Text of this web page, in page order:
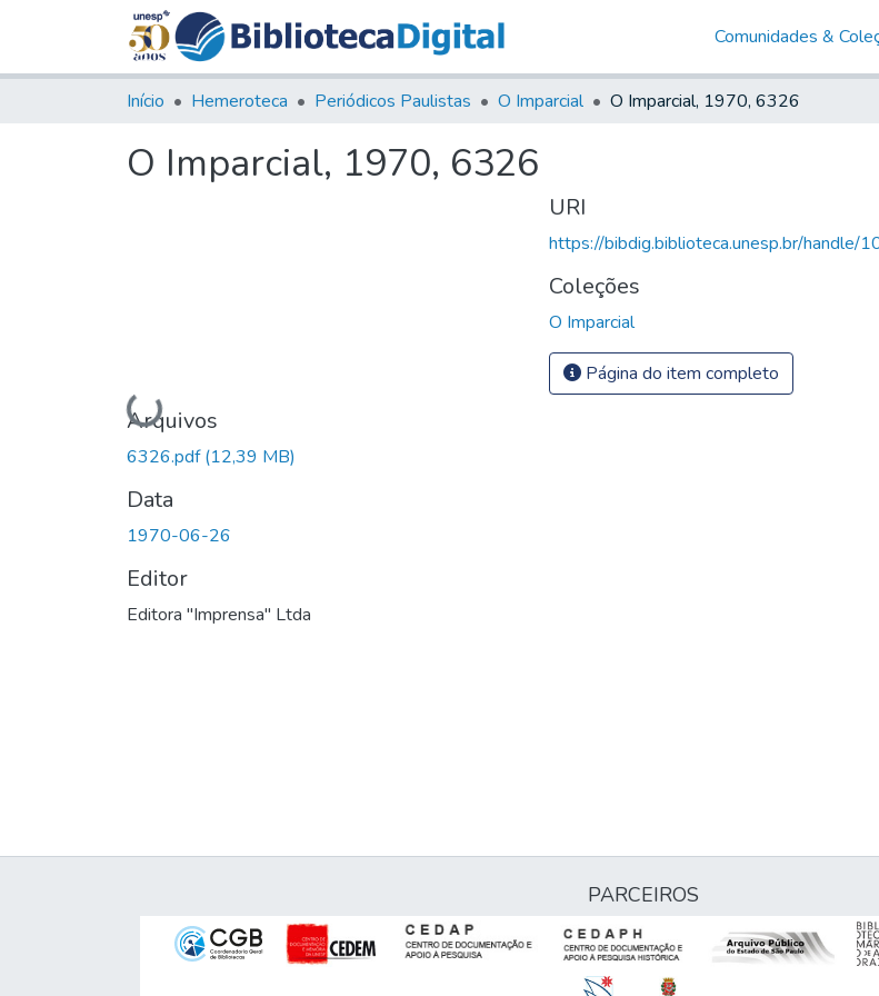
Comunidades &
Início Hemeroteca Periódicos Paulistas O Imparcial O Imparcial, 1970, 6326
O Imparcial, 1970, 6326
Carregando...
Arquivos
6326.pdf(12,39 MB)
Data
1970-06-26
Editor
Editora "Imprensa" Ltda
URI
https://bibdig.biblioteca.unesp.br/handle/
Coleções
O Imparcial
Página do item completo
PARCEIROS